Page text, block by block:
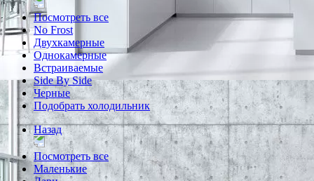
Посмотреть все
No Frost
Двухкамерные
Однокамерные
Встраиваемые
Side By Side
Черные
Подобрать холодильник
Назад
Посмотреть все
Маленькие